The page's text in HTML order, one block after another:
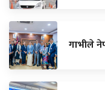
गाभीले